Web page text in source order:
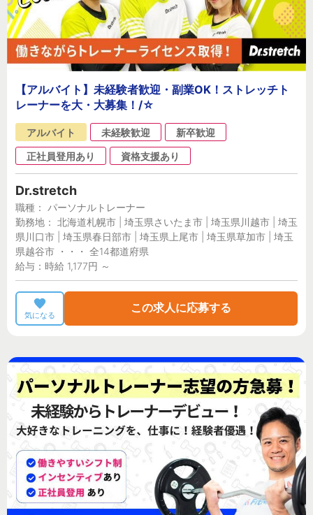
【アルバイト】未経験者歓迎・副業OK！ストレッチト
レーナーを大・大募集！/☆
アルバイト 未経験歓迎
新卒歓迎
正社員登用あり
資格支援あり
Dr.stretch
職種： パーソナルトレーナー
勤務地： 北海道札幌市 | 埼玉県さいたま市 | 埼玉県川越市 | 埼玉
県川口市 | 埼玉県春日部市 | 埼玉県上尾市 | 埼玉県草加市 | 埼玉
県越谷市 ・・・ 全14都道府県
給与：時給 1,177円 ～
気になる
この求人に応募する